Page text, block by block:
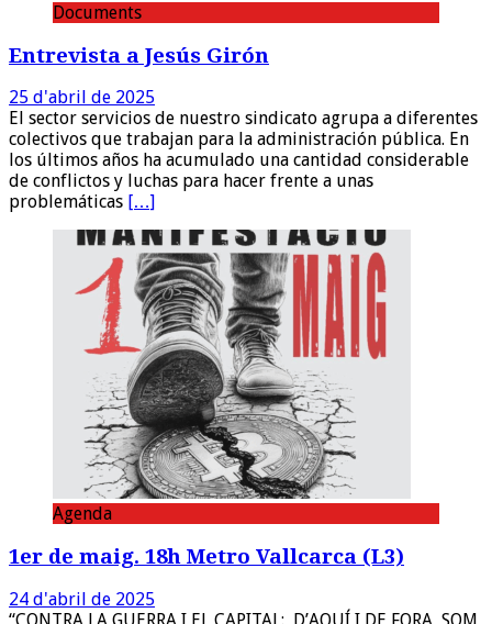
Documents
Entrevista a Jesús Girón
25 d'abril de 2025
El sector servicios de nuestro sindicato agrupa a diferentes
colectivos que trabajan para la administración pública. En
los últimos años ha acumulado una cantidad considerable
de conflictos y luchas para hacer frente a unas
problemáticas […]
Agenda
1er de maig. 18h Metro Vallcarca (L3)
24 d'abril de 2025